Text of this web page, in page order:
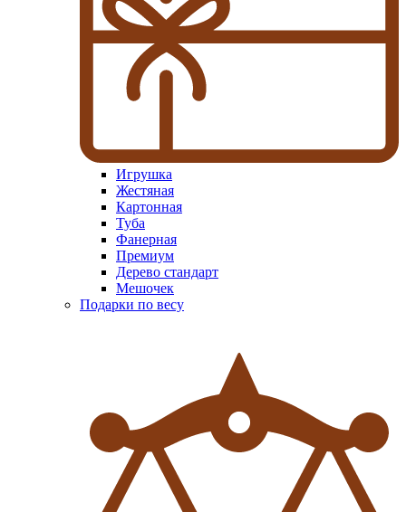
Игрушка
Жестяная
Картонная
Туба
Фанерная
Премиум
Дерево стандарт
Мешочек
Подарки по весу